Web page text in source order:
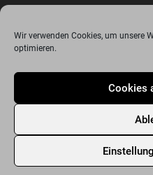
Wir verwenden Cookies, um unsere
optimieren.
Cookies
Unterstützung von
Über Metalogy.de – das Magazin für
Newsletter Anmeldung
Metalogy.de – Das etwas